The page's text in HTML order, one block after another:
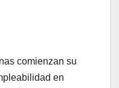
comienzan su
en